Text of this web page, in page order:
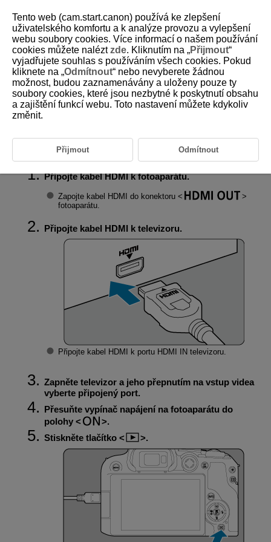
D185-142
Přehrávání na televizoru
Po připojení fotoaparátu k televizoru běžně dostupným kabelem HDMI
můžete přehrávat pořízené fotografie a filmy na televizoru.
Připojte kabel HDMI k fotoaparátu.
Zapojte kabel HDMI do konektoru
fotoaparátu.
Připojte kabel HDMI k televizoru.
Připojte kabel HDMI k portu HDMI IN televizoru.
Zapněte televizor a jeho přepnutím na vstup videa
vyberte připojený port.
Přesuňte vypínač napájení na fotoaparátu do
polohy
.
Stiskněte tlačítko
.
Tento web (cam.start.canon) používá ke zlepšení
uživatelského komfortu a k analýze provozu a vylepšení
webu soubory cookies. Více informací o našem používání
cookies můžete naléztzde. Kliknutím na „Přijmout“
vyjadřujete souhlas s používáním všech cookies. Pokud
kliknete na „Odmítnout“ nebo nevyberete žádnou
možnost, budou zaznamenávány a uloženy pouze ty
soubory cookies, které jsou nezbytné k poskytnutí obsahu
a zajištění funkcí webu. Toto nastavení můžete kdykoliv
změnit.
Přijmout Odmítnout